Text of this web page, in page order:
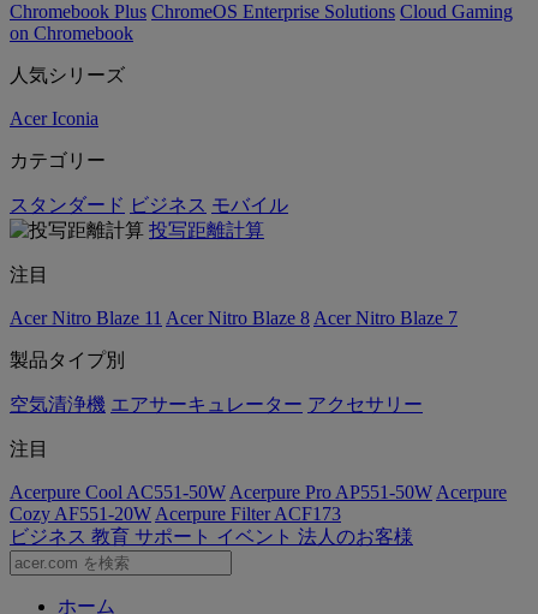
Chromebook Plus ChromeOS Enterprise Solutions Cloud Gaming
on Chromebook
人気シリーズ
Acer Iconia
カテゴリー
スタンダード ビジネス モバイル
投写距離計算
注目
Acer Nitro Blaze 11 Acer Nitro Blaze 8 Acer Nitro Blaze 7
製品タイプ別
空気清浄機 エアサーキュレーター アクセサリー
注目
Acerpure Cool AC551-50W Acerpure Pro AP551-50W Acerpure
Cozy AF551-20W Acerpure Filter ACF173
ビジネス 教育 サポート イベント 法人のお客様
ホーム